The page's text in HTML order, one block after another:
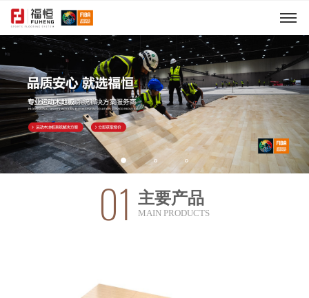
01 主要产品
MAIN PRODUCTS